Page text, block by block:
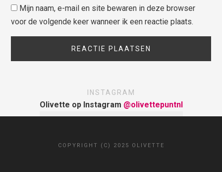
Mijn naam, e-mail en site bewaren in deze browser
voor de volgende keer wanneer ik een reactie plaats.
INSTAGRAM
Olivette op Instagram @olivettepuntnl
COPYRIGHT (C) 2025 OLIVETTE